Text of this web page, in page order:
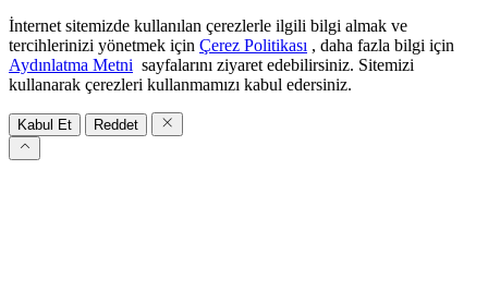
İnternet sitemizde kullanılan çerezlerle ilgili bilgi almak ve
tercihlerinizi yönetmek için Çerez Politikası , daha fazla bilgi için
Aydınlatma Metni sayfalarını ziyaret edebilirsiniz. Sitemizi
kullanarak çerezleri kullanmamızı kabul edersiniz.
Kabul Et Reddet